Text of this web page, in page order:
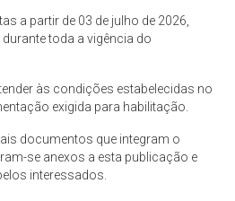
a partir de 03 de julho de 2026,
toda a vigência do
às condições estabelecidas no
exigida para habilitação.
documentos que integram o
se anexos a esta publicação e
interessados.